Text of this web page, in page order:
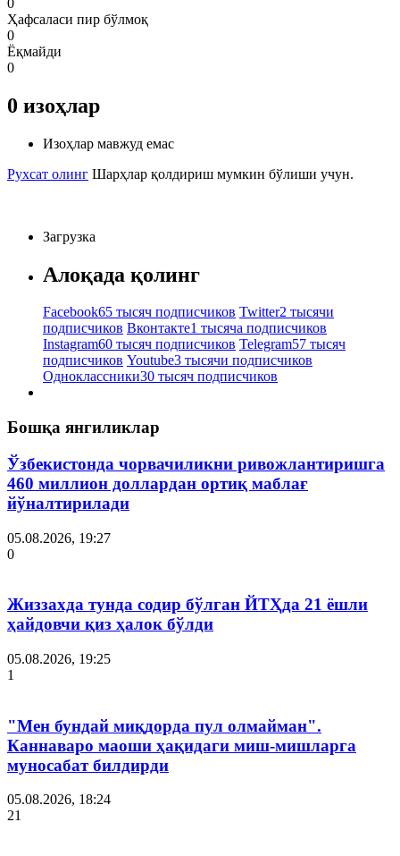
Ҳафсаласи пир бўлмоқ
0
Ёқмайди
0
0 изоҳлар
Изоҳлар мавжуд емас
Рухсат олинг Шарҳлар қолдириш мумкин бўлиши учун.
Загрузка
Алоқада қолинг
Facebook65 тысяч подписчиков Twitter2 тысячи
подписчиков Вконтакте1 тысяча подписчиков
Instagram60 тысяч подписчиков Telegram57 тысяч
подписчиков Youtube3 тысячи подписчиков
Одноклассники30 тысяч подписчиков
Бошқа янгиликлар
Ўзбекистонда чорвачиликни ривожлантиришга
460 миллион доллардан ортиқ маблағ
йўналтирилади
05.08.2026, 19:27
0
Жиззахда тунда содир бўлган ЙТҲда 21 ёшли
ҳайдовчи қиз ҳалок бўлди
05.08.2026, 19:25
1
"Мен бундай миқдорда пул олмайман".
Каннаваро маоши ҳақидаги миш-мишларга
муносабат билдирди
05.08.2026, 18:24
21